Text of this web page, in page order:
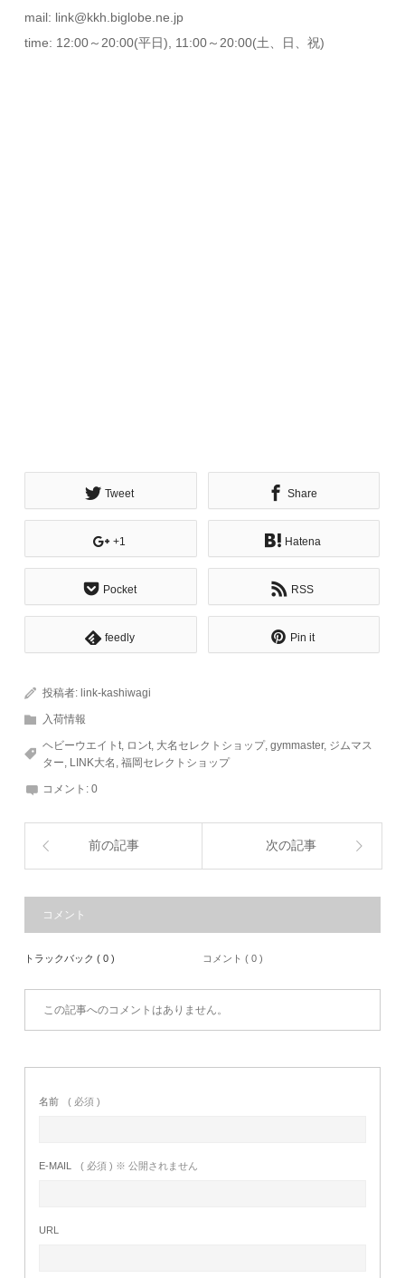
mail: link@kkh.biglobe.ne.jp
time: 12:00～20:00(平日), 11:00～20:00(土、日、祝)
Tweet Share
+1 Hatena
Pocket RSS
feedly Pin it
投稿者: link-kashiwagi
入荷情報
ヘビーウエイトt, ロンt, 大名セレクトショップ,gymmaster, ジムマス
ター, LINK大名 ,福岡セレクトショップ
コメント:0
前の記事 次の記事
コメント
トラックバック ( 0 ) コメント ( 0 )
この記事へのコメントはありません。
名前 ( 必須 )
E-MAIL ( 必須 ) ※ 公開されません
URL